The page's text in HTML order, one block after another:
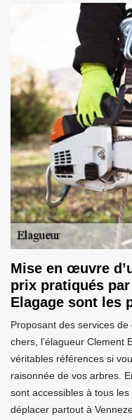
Mise en œuvre
prix pratiqués par
Elagage sont les
Proposant des services
chers, l’élagueur Clement
véritables références si
raisonnée de vos arbres.
sont accessibles à tous
déplacer partout à